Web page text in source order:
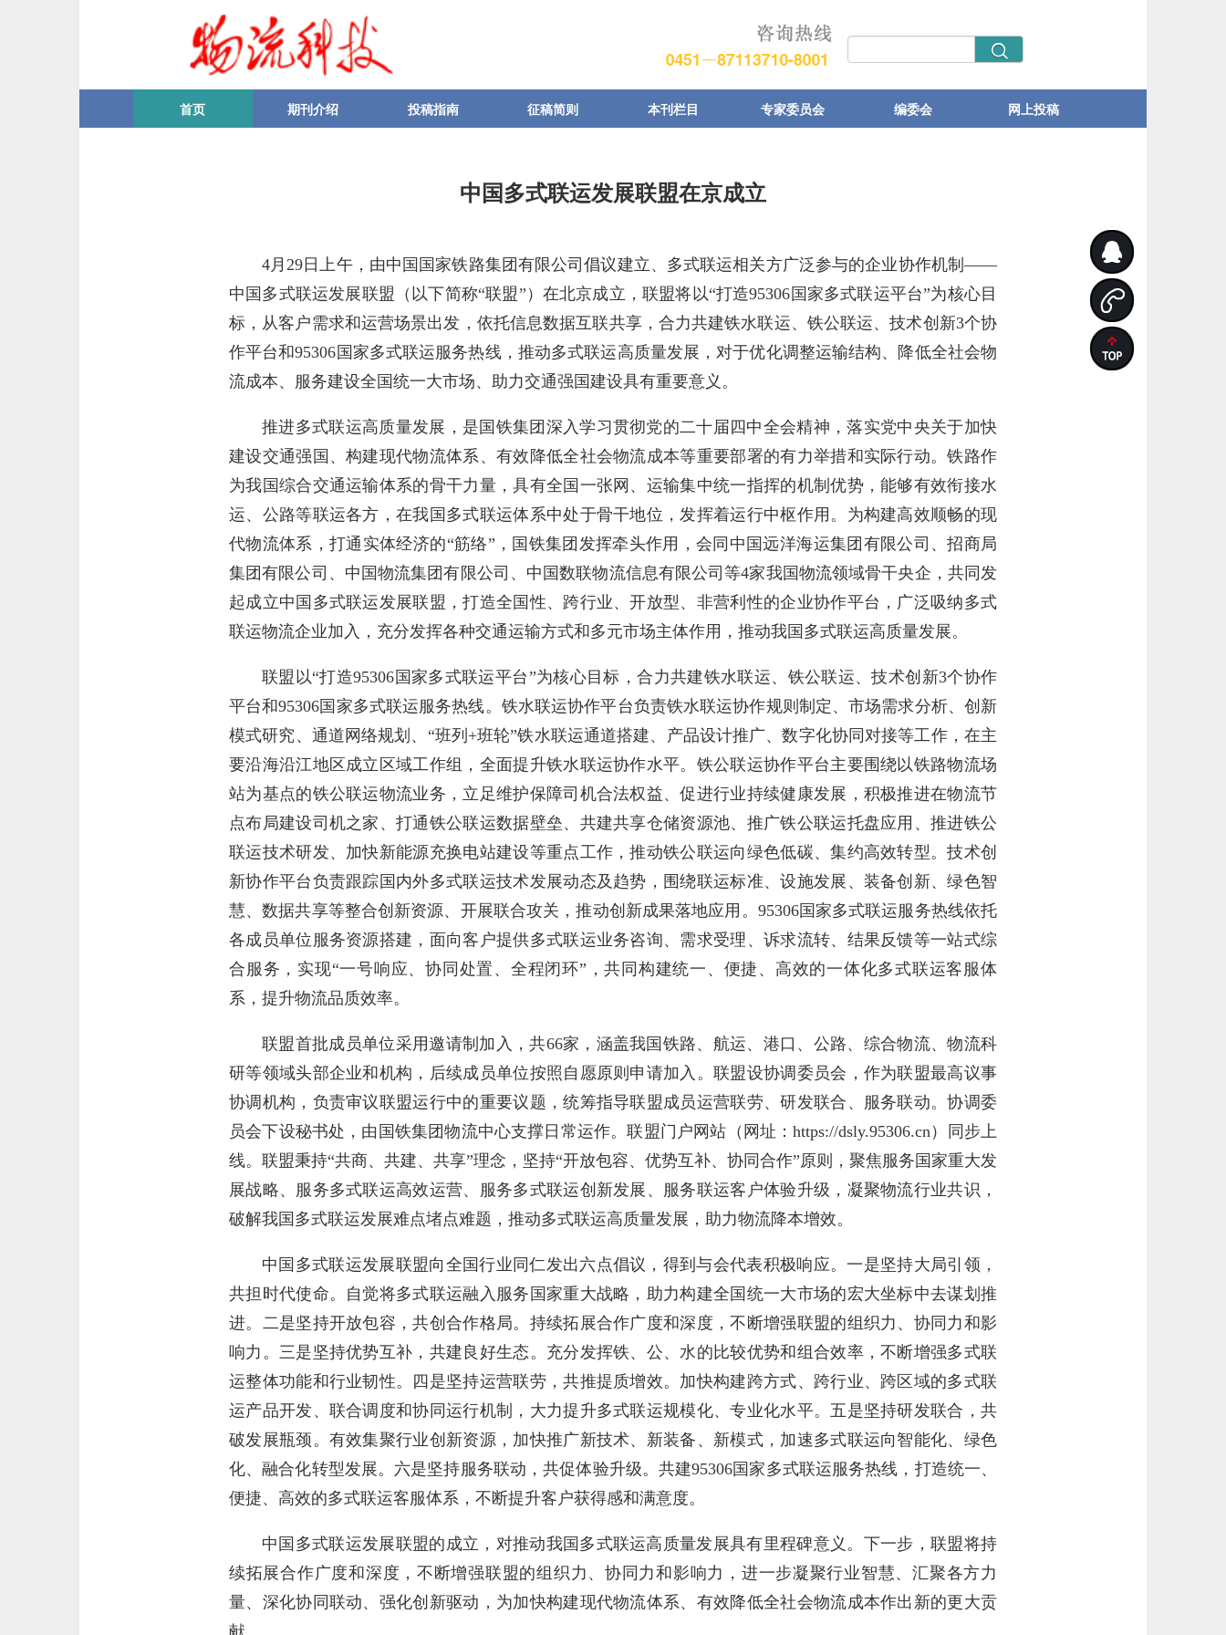
首页 期刊介绍 投稿指南 征稿简则 本刊栏目 专家委员会 编委会 网上投稿
中国多式联运发展联盟在京成立
4月29日上午，由中国国家铁路集团有限公司倡议建立、多式联运相关方广泛参与的企业协作机制——
中国多式联运发展联盟（以下简称“联盟”）在北京成立，联盟将以“打造95306国家多式联运平台”为核心目
标，从客户需求和运营场景出发，依托信息数据互联共享，合力共建铁水联运、铁公联运、技术创新3个协
作平台和95306国家多式联运服务热线，推动多式联运高质量发展，对于优化调整运输结构、降低全社会物
流成本、服务建设全国统一大市场、助力交通强国建设具有重要意义。
推进多式联运高质量发展，是国铁集团深入学习贯彻党的二十届四中全会精神，落实党中央关于加快
建设交通强国、构建现代物流体系、有效降低全社会物流成本等重要部署的有力举措和实际行动。铁路作
为我国综合交通运输体系的骨干力量，具有全国一张网、运输集中统一指挥的机制优势，能够有效衔接水
运、公路等联运各方，在我国多式联运体系中处于骨干地位，发挥着运行中枢作用。为构建高效顺畅的现
代物流体系，打通实体经济的“筋络”，国铁集团发挥牵头作用，会同中国远洋海运集团有限公司、招商局
集团有限公司、中国物流集团有限公司、中国数联物流信息有限公司等4家我国物流领域骨干央企，共同发
起成立中国多式联运发展联盟，打造全国性、跨行业、开放型、非营利性的企业协作平台，广泛吸纳多式
联运物流企业加入，充分发挥各种交通运输方式和多元市场主体作用，推动我国多式联运高质量发展。
联盟以“打造95306国家多式联运平台”为核心目标，合力共建铁水联运、铁公联运、技术创新3个协作
平台和95306国家多式联运服务热线。铁水联运协作平台负责铁水联运协作规则制定、市场需求分析、创新
模式研究、通道网络规划、“班列+班轮”铁水联运通道搭建、产品设计推广、数字化协同对接等工作，在主
要沿海沿江地区成立区域工作组，全面提升铁水联运协作水平。铁公联运协作平台主要围绕以铁路物流场
站为基点的铁公联运物流业务，立足维护保障司机合法权益、促进行业持续健康发展，积极推进在物流节
点布局建设司机之家、打通铁公联运数据壁垒、共建共享仓储资源池、推广铁公联运托盘应用、推进铁公
联运技术研发、加快新能源充换电站建设等重点工作，推动铁公联运向绿色低碳、集约高效转型。技术创
新协作平台负责跟踪国内外多式联运技术发展动态及趋势，围绕联运标准、设施发展、装备创新、绿色智
慧、数据共享等整合创新资源、开展联合攻关，推动创新成果落地应用。95306国家多式联运服务热线依托
各成员单位服务资源搭建，面向客户提供多式联运业务咨询、需求受理、诉求流转、结果反馈等一站式综
合服务，实现“一号响应、协同处置、全程闭环”，共同构建统一、便捷、高效的一体化多式联运客服体
系，提升物流品质效率。
联盟首批成员单位采用邀请制加入，共66家，涵盖我国铁路、航运、港口、公路、综合物流、物流科
研等领域头部企业和机构，后续成员单位按照自愿原则申请加入。联盟设协调委员会，作为联盟最高议事
协调机构，负责审议联盟运行中的重要议题，统筹指导联盟成员运营联劳、研发联合、服务联动。协调委
员会下设秘书处，由国铁集团物流中心支撑日常运作。联盟门户网站（网址：https://dsly.95306.cn）同步上
线。联盟秉持“共商、共建、共享”理念，坚持“开放包容、优势互补、协同合作”原则，聚焦服务国家重大发
展战略、服务多式联运高效运营、服务多式联运创新发展、服务联运客户体验升级，凝聚物流行业共识，
破解我国多式联运发展难点堵点难题，推动多式联运高质量发展，助力物流降本增效。
中国多式联运发展联盟向全国行业同仁发出六点倡议，得到与会代表积极响应。一是坚持大局引领，
共担时代使命。自觉将多式联运融入服务国家重大战略，助力构建全国统一大市场的宏大坐标中去谋划推
进。二是坚持开放包容，共创合作格局。持续拓展合作广度和深度，不断增强联盟的组织力、协同力和影
响力。三是坚持优势互补，共建良好生态。充分发挥铁、公、水的比较优势和组合效率，不断增强多式联
运整体功能和行业韧性。四是坚持运营联劳，共推提质增效。加快构建跨方式、跨行业、跨区域的多式联
运产品开发、联合调度和协同运行机制，大力提升多式联运规模化、专业化水平。五是坚持研发联合，共
破发展瓶颈。有效集聚行业创新资源，加快推广新技术、新装备、新模式，加速多式联运向智能化、绿色
化、融合化转型发展。六是坚持服务联动，共促体验升级。共建95306国家多式联运服务热线，打造统一、
便捷、高效的多式联运客服体系，不断提升客户获得感和满意度。
中国多式联运发展联盟的成立，对推动我国多式联运高质量发展具有里程碑意义。下一步，联盟将持
续拓展合作广度和深度，不断增强联盟的组织力、协同力和影响力，进一步凝聚行业智慧、汇聚各方力
量、深化协同联动、强化创新驱动，为加快构建现代物流体系、有效降低全社会物流成本作出新的更大贡
献。